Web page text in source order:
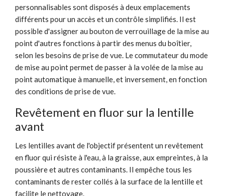
personnalisables sont disposés à deux emplacements
différents pour un accès et un contrôle simplifiés. Il est
possible d'assigner au bouton de verrouillage de la mise au
point d'autres fonctions à partir des menus du boîtier,
selon les besoins de prise de vue. Le commutateur du mode
de mise au point permet de passer à la volée de la mise au
point automatique à manuelle, et inversement, en fonction
des conditions de prise de vue.
Revêtement en fluor sur la lentille
avant
Les lentilles avant de l'objectif présentent un revêtement
en fluor qui résiste à l'eau, à la graisse, aux empreintes, à la
poussière et autres contaminants. Il empêche tous les
contaminants de rester collés à la surface de la lentille et
facilite le nettoyage.